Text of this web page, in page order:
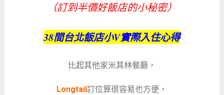
（訂到半價好飯店的小秘密）
38間台北飯店小V實際入住心得
比起其他家米其林餐廳，
Longtail訂位算很容易也方便，